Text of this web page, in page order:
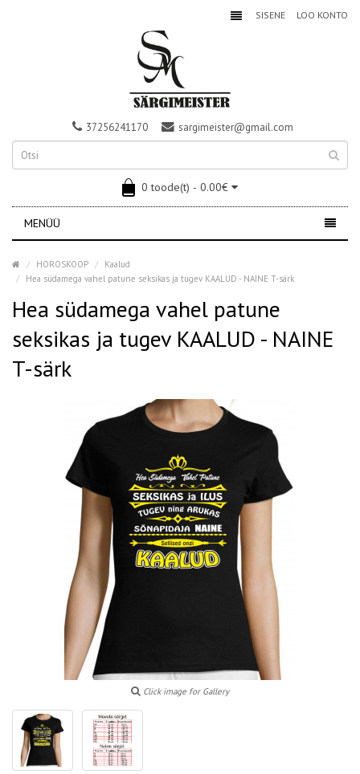
SISENE LOO KONTO
37256241170 sargimeister@gmail.com
0 toode(t) - 0.00€
MENÜÜ
HOROSKOOP
Kaalud
Hea südamega vahel patune seksikas ja tugev KAALUD - NAINE T-särk
Hea südamega vahel patune
seksikas ja tugev KAALUD - NAINE
T-särk
Click image for Gallery